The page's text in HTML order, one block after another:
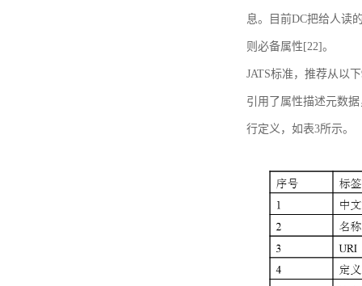
息。目前DC把给人读
则必备属性[22]。
JATS标准，推荐从以
引用了属性描述元数
行定义，如表3所示。